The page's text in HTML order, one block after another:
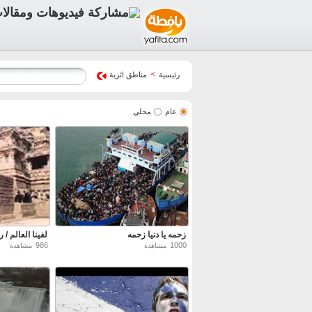
رئيسية > مناطق اثرية
عام محلي
زحمه يا دنيا زحمه
1000 مشاهدة
لفينا
986 مشاهدة